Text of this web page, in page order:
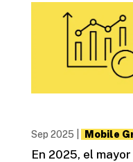
Sep 2025
Mobile
En 2025, el